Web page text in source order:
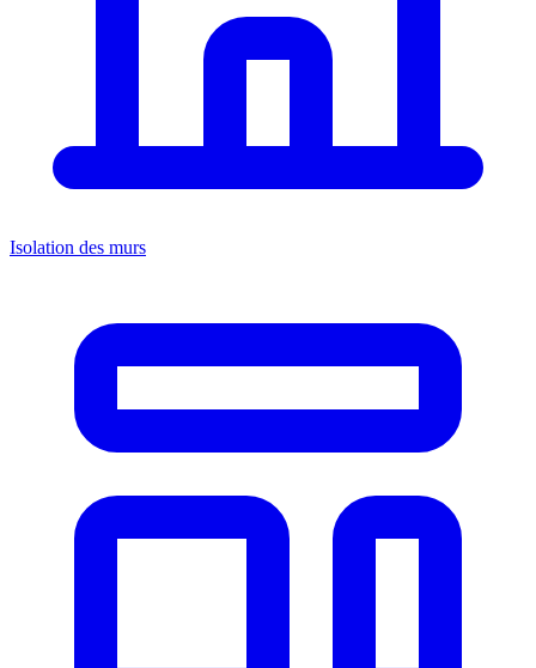
Isolation des murs